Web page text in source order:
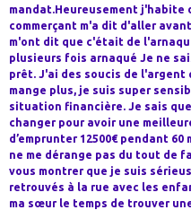
mandat.Heureusement
commerçant m'a dit d'aller
m'ont dit que c'était de
plusieurs fois arnaqué Je ne
prêt. J'ai des soucis de l'argent
mange plus, je suis super
situation financière. Je sais
changer pour avoir une
d’emprunter 12500€ pendant 60
ne me dérange pas du tout de
vous montrer que je suis
retrouvés à la rue avec les
ma sœur le temps de trouver